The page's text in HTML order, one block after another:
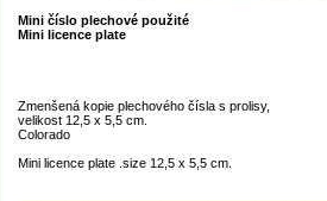
Mini číslo plechové použité
Mini licence plate
Zmenšená kopie plechového čísla s prolisy,
velikost 12,5 x 5,5 cm.
Colorado
Mini licence plate .size 12,5 x 5,5 cm.